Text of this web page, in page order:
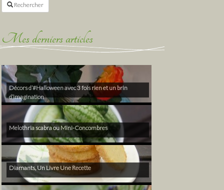
Rechercher
Mes derniers articles
Décors d’#Halloween avec 3 fois rien et un brin
d’imagination
Melothria scabra ou Mini-Concombres
Diamants, Un Livre Une Recette